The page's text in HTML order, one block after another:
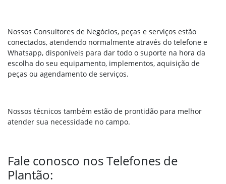
Nossos Consultores de Negócios, peças e serviços estão
conectados, atendendo normalmente através do telefone e
Whatsapp, disponíveis para dar todo o suporte na hora da
escolha do seu equipamento, implementos, aquisição de
peças ou agendamento de serviços.
Nossos técnicos também estão de prontidão para melhor
atender sua necessidade no campo.
Fale conosco nos Telefones de
Plantão: